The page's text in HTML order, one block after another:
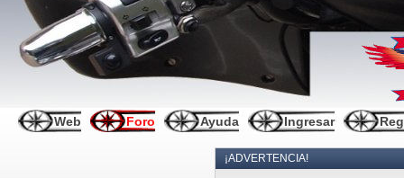
Web Foro Ayuda Ingresar
¡ADVERTENCIA!